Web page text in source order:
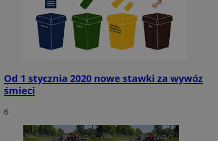
Od 1 stycznia 2020 nowe stawki za wywóz
śmieci
6